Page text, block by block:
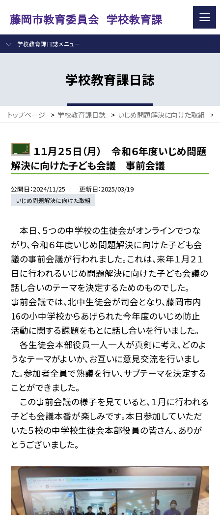
学校教育課日誌メニュー
学校教育課日誌
トップページ > 学校教育課日誌 > いじめ問題解決に向けた取組 >
１１月２５日（月） 令和６年度いじめ問題
解決に向けた子ども会議 事前会議
公開日 2024/11/25 更新日 2025/03/19
いじめ問題解決に向けた取組
本日、５つの中学校の生徒会がオンラインでつな
がり、令和６年度いじめ問題解決に向けた子ども会
議の事前会議が行われました。これは、来年１月２１
日に行われるいじめ問題解決に向けた子ども会議の
話し合いのテーマを決定するためのものでした。
事前会議では、北中生徒会が司会となり、藤岡市内
16の小中学校からあげられた今年度のいじめ防止
活動に関する課題をもとに話し合いを行いました。
各生徒会本部役員一人一人が真剣に考え、どのよ
うなテーマがよいか、お互いに意見交流を行いまし
た。参加者全員で熟議を行い、サブテーマを決定する
ことができました。
この事前会議の様子を見ていると、１月に行われる
子ども会議本番が楽しみです。本日参加していただ
いた５校の中学校生徒会本部役員の皆さん、ありが
とうございました。